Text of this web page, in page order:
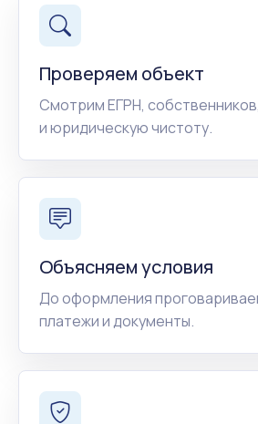
Проверяем объект
Смотрим ЕГРН,
и юридическую чистоту.
Объясняем условия
До оформления
платежи и документы.